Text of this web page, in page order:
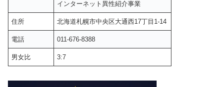
インターネット異性紹介事業
住所 北海道札幌市中央区大通西17丁目1-14
電話 011-676-8388
男女比 3:7